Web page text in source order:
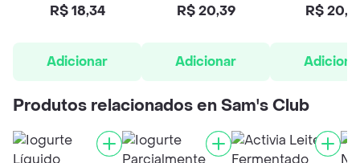
R$ 18,34
Adicionar
R$ 20,39
Adicionar
R$
Produtos relacionados en Sam's Club